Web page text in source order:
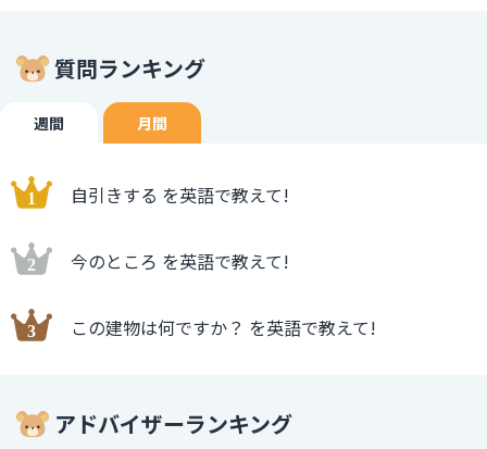
質問ランキング
週間 月間
自引きする を英語で教えて!
今のところ を英語で教えて!
この建物は何ですか？ を英語で教えて!
アドバイザーランキング